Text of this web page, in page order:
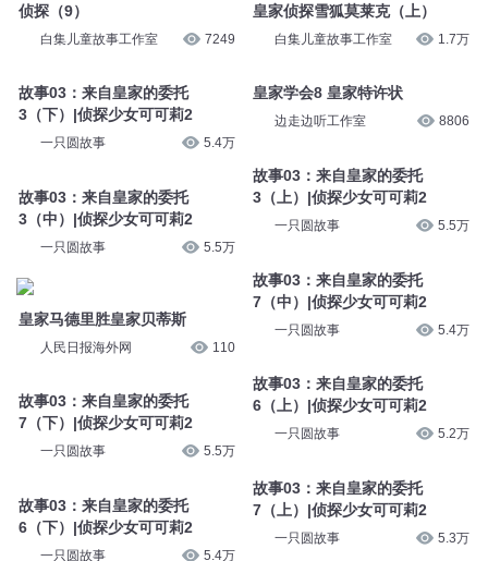
侦探（9）
白集儿童故事工作室 7249
故事03：来自皇家的委托
3（下）|侦探少女可可莉2
一只圆故事 5.4万
故事03：来自皇家的委托
3（中）|侦探少女可可莉2
一只圆故事 5.5万
皇家马德里胜皇家贝蒂斯
人民日报海外网 110
故事03：来自皇家的委托
7（下）|侦探少女可可莉2
一只圆故事 5.5万
故事03：来自皇家的委托
6（下）|侦探少女可可莉2
一只圆故事 5.4万
皇家侦探雪狐莫莱克（上）
白集儿童故事工作室 1.7万
皇家学会8 皇家特许状
边走边听工作室 8806
故事03：来自皇家的委托
3（上）|侦探少女可可莉2
一只圆故事 5.5万
故事03：来自皇家的委托
7（中）|侦探少女可可莉2
一只圆故事 5.4万
故事03：来自皇家的委托
6（上）|侦探少女可可莉2
一只圆故事 5.2万
故事03：来自皇家的委托
7（上）|侦探少女可可莉2
一只圆故事 5.3万